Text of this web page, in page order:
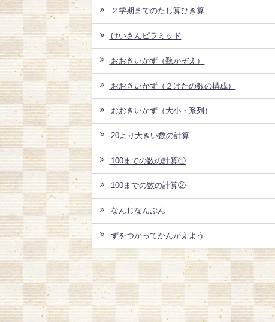
２学期までのたし算ひき算
けいさんピラミッド
おおきいかず（数かぞえ）
おおきいかず（２けたの数の構成）
おおきいかず（大小・系列）
20より大きい数の計算
100までの数の計算①
100までの数の計算②
なんじなんぷん
ずをつかってかんがえよう